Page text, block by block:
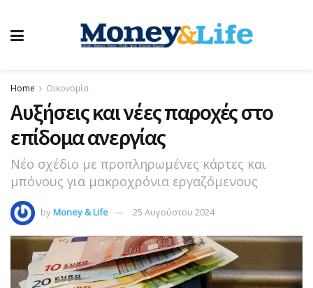
Home Οικονομία
Αυξήσεις και νέες παροχές στο
επίδομα ανεργίας
Νέο σχέδιο με προπληρωμένες κάρτες και
μπόνους για μακροχρόνια εργαζόμενους
byMoney & Life 25 Αυγούστου 2024